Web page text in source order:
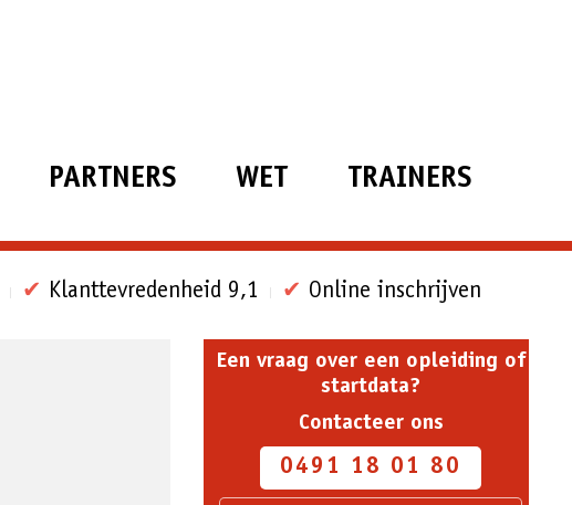
PARTNERS WET TRAINERS
✔ Klanttevredenheid 9,1 ✔ Online inschrijven
Een vraag over een opleiding of
startdata?
Contacteer ons
0491 18 01 80